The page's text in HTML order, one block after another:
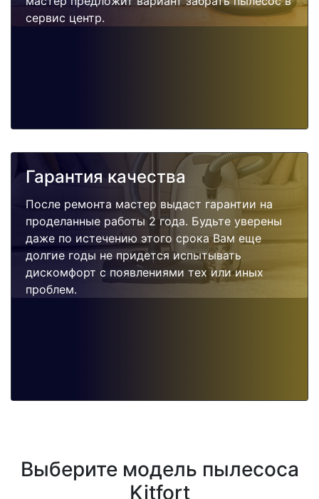
сервис центр.
Гарантия качества
После ремонта мастер выдаст гарантии на
проделанные работы 2 года. Будьте уверены
даже по истечению этого срока Вам еще
долгие годы не придется испытывать
дискомфорт с появлениями тех или иных
проблем.
Выберите модель пылесоса
Kitfort